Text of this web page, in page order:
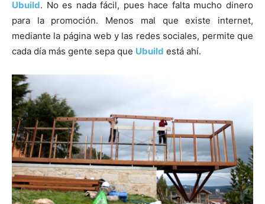
Ubuild. No es nada fácil, pues hace falta mucho dinero
para la promoción. Menos mal que existe internet,
mediante la página web y las redes sociales, permite que
cada día más gente sepa que Ubuild está ahí.